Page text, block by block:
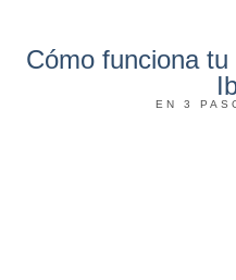
Cómo funciona
EN 3